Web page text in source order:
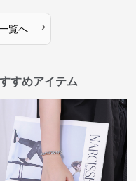
覧へ ›
すめアイテム